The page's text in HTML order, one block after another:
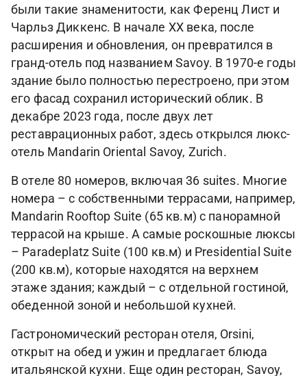
были такие знаменитости, как Ференц Лист и
Чарльз Диккенс. В начале XX века, после
расширения и обновления, он превратился в
гранд-отель под названием Savoy. В 1970-е годы
здание было полностью перестроено, при этом
его фасад сохранил исторический облик. В
декабре 2023 года, после двух лет
реставрационных работ, здесь открылся люкс-
отель Mandarin Oriental Savoy, Zurich.
В отеле 80 номеров, включая 36 suites. Многие
номера – с собственными террасами, например,
Mandarin Rooftop Suite (65 кв.м) с панорамной
террасой на крыше. А самые роскошные люксы
– Paradeplatz Suite (100 кв.м) и Presidential Suite
(200 кв.м), которые находятся на верхнем
этаже здания; каждый – с отдельной гостиной,
обеденной зоной и небольшой кухней.
Гастрономический ресторан отеля, Orsini,
открыт на обед и ужин и предлагает блюда
итальянской кухни. Еще один ресторан, Savoy,